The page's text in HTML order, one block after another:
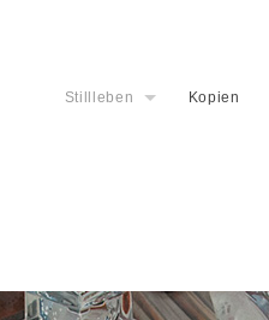
Stillleben Kopien